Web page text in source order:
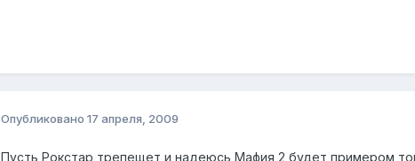
Опубликовано 17 апреля, 2009
Пусть Рокстар трепещет и надеюсь Мафия 2 будет примером